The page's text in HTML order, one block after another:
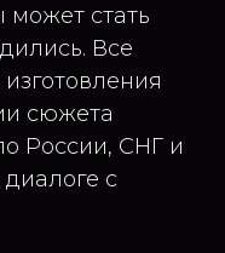
стать
Все
сюжета
России, СНГ и
с